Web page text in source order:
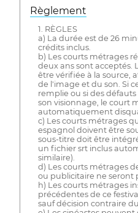
Règlement
1. RÈGLES
a) La durée est de 26
crédits inclus.
b) Les courts métrages
deux ans sont acceptés.
être vérifiée à la source,
de l'image et du son. Si
remplie ou si des
son visionnage, le court
automatiquement
c) Les courts métrages
espagnol doivent être
sous-titre doit être
un fichier srt inclus
similaire).
d) Les courts métrages
ou publicitaire ne seront
h) Les courts métrages
précédentes de ce
sauf décision contraire